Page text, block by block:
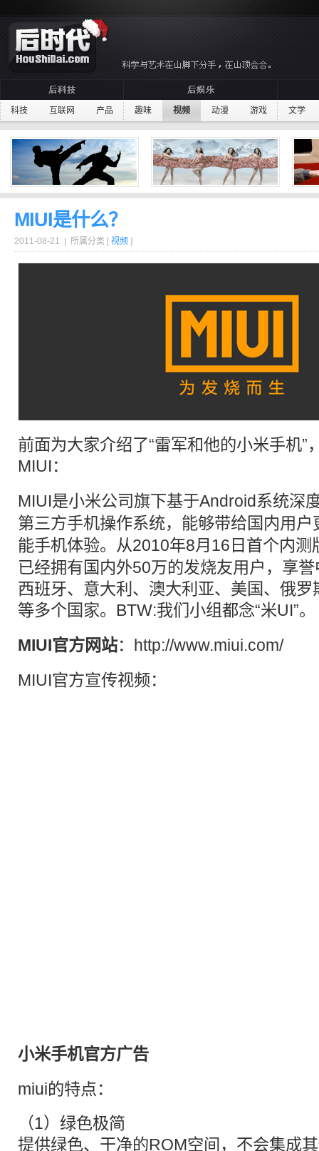
科技 互联网 产品 趣味 视频 动漫 游戏 文学
MIUI是什么？
2011-08-21 | 所属分类 [ 视频 ]
前面为大家介绍了“雷军和他的小米手机”
MIUI：
MIUI是小米公司旗下基于Android系统深
第三方手机操作系统，能够带给国内用户
能手机体验。从2010年8月16日首个内测
已经拥有国内外50万的发烧友用户，享
西班牙、意大利、澳大利亚、美国、俄
等多个国家。BTW:我们小组都念“米UI”。
MIUI官方网站：
http://www.miui.com/
MIUI官方宣传视频：
小米手机官方广告
miui的特点：
（1）绿色极简
提供绿色、干净的ROM空间，不会集成